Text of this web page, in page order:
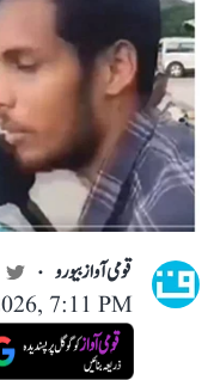
قومی آواز بیورو
7:11 PM